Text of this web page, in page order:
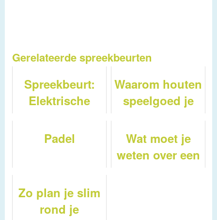
Gerelateerde spreekbeurten
Spreekbeurt:
Elektrische
Waarom houten
speelgoed je
rekenvaardigheid
in 2026: van
Padel
Wat moet je
weten over een
Zo plan je slim
rond je